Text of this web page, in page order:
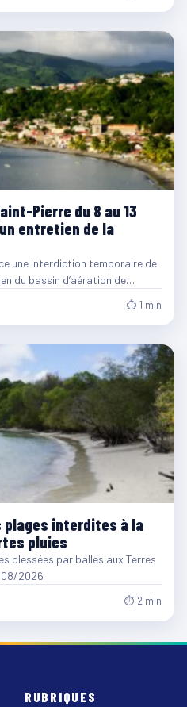
Pierre du 8 au 13
entretien de la
une interdiction temporaire de
du bassin d’aération de…
⏱ 1 min
plages interdites à la
pluies
blessées par balles aux Terres
2026
⏱ 2 min
RUBRIQUES